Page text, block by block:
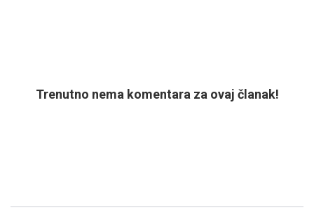
Trenutno nema komentara za ovaj članak!